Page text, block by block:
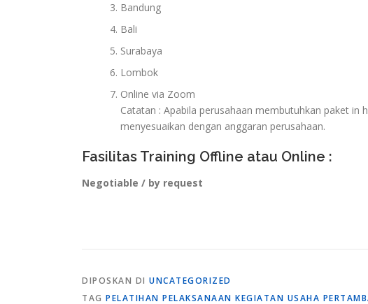
Bandung
Bali
Surabaya
Lombok
Online via Zoom
Catatan : Apabila perusahaan membutuhkan paket
menyesuaikan dengan anggaran perusahaan.
Fasilitas Training Offline atau Online :
Negotiable / by request
DIPOSKAN DI UNCATEGORIZED
TAG PELATIHAN PELAKSANAAN KEGIATAN USAHA